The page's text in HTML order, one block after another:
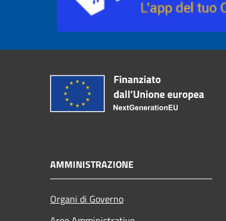
AMMINISTRAZIONE
Organi di Governo